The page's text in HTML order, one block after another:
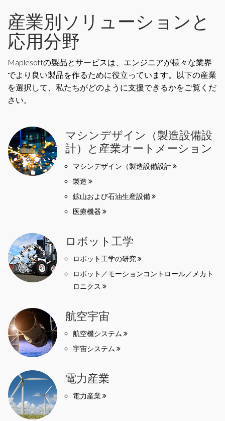
産業別ソリューションと
応用分野
Maplesoftの製品とサービスは、エンジニアが様々な業界
でより良い製品を作るために役立っています。以下の産業
を選択して、私たちがどのように支援できるかをご覧くだ
さい。
マシンデザイン（製造設備設
計）と産業オートメーション
マシンデザイン（製造設備設計
製造
鉱山および石油生産設備
医療機器
ロボット工学
ロボット工学の研究
ロボット／モーションコントロール／メカト
ロニクス
航空宇宙
航空機システム
宇宙システム
電力産業
電力産業